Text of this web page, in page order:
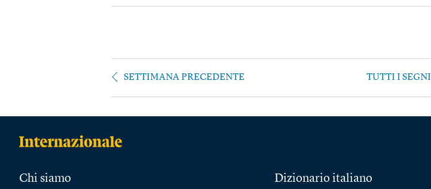
SETTIMANA PRECEDENTE TUTTI I SEGNI
Chi siamo Dizionario italiano